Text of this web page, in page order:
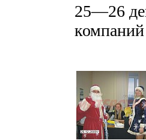
25—26
компаний